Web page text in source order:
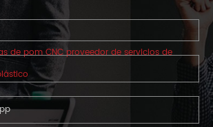
de pom CNC proveedor de servicios de